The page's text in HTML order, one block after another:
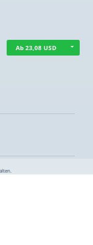
Ab 23,08 USD